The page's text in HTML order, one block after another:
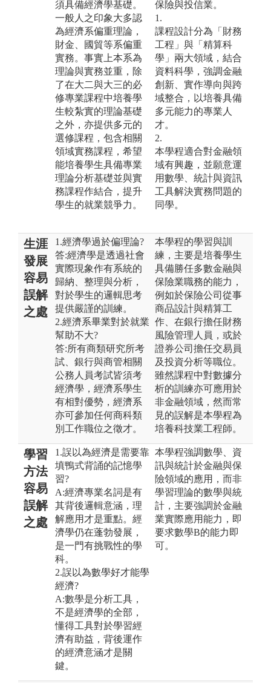
須具備經濟學基礎。
一般人之印象大多認
為經濟系偏重理論，
財金、國貿等系偏重
實務。事實上本系為
理論與實務並重，除
了在大二與大三的必
修專業課程中培養學
生較紮實的理論基礎
之外，亦提供多元的
選修課程，包含相關
領域實務課程，希望
能培養學生具備專業
理論分析基礎並與實
務課程作結合，提升
學生的就業競爭力。
保險與投信業。
1.
課程設計分為「財務
工程」與「精算科
學」兩大領域，結合
資料科學，強調金融
創新、實作導向與跨
域整合，以培養具備
多元能力的專業人
才。
2.
本學程適合對金融領
域有興趣，並願意運
用數學、統計與資訊
工具解決實務問題的
同學。
生涯
發展
容易
誤解
之處
1.經濟學過於偏理論?
答:經濟學是透過社會
實際現象作有系統的
歸納、整理與分析，
對於學生的邏輯思考
提供嚴謹的訓練。
2.經濟系畢業對於就業
幫助不大?
答:所有商類研究所考
試、銀行與商管相關
公務人員考試皆須考
經濟學，經濟系學生
有相對優勢，經濟系
亦可參加任何商科類
別工作職位之徵才。
本學程的學習與訓
練，主要是培養學生
具備勝任多數金融與
保險業職務的能力，
例如於保險公司從事
商品設計與精算工
作、在銀行擔任財務
風險管理人員，或於
證券公司擔任交易員
及投資分析等職位。
雖然課程中對數據分
析的訓練亦可應用於
非金融領域，然而常
見的誤解是本學程為
培養科技業工程師。
學習
方法
容易
誤解
之處
1.誤以為經濟是需要靠
填鴨式背誦的記憶學
習?
A:經濟專業名詞是有
其背後邏輯意涵，理
解應用才是重點。經
濟學仍在蓬勃發展，
是一門有挑戰性的學
科。
2.誤以為數學好才能學
經濟?
A:數學是分析工具，
不是經濟學的全部，
懂得工具對於學習經
濟有助益，背後運作
的經濟意涵才是關
鍵。
本學程強調數學、資
訊與統計於金融與保
險領域的應用，而非
學習理論的數學與統
計，主要強調於金融
業實際應用能力，即
要求數學B的能力即
可。